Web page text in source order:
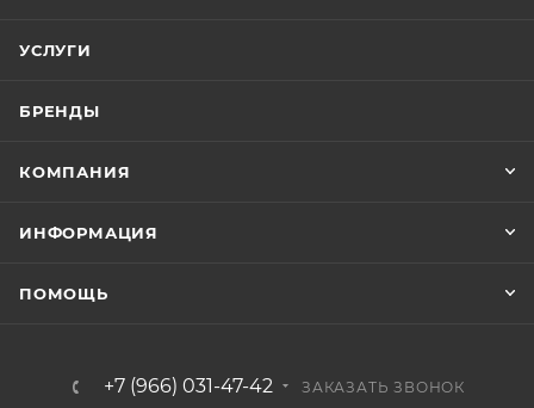
УСЛУГИ
БРЕНДЫ
КОМПАНИЯ
ИНФОРМАЦИЯ
ПОМОЩЬ
+7 (966) 031-47-42 ЗАКАЗАТЬ ЗВОНОК